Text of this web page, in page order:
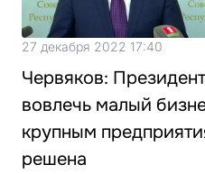
27 декабря 2022 17:40
Червяков:
вовлечь малый
крупным
решена